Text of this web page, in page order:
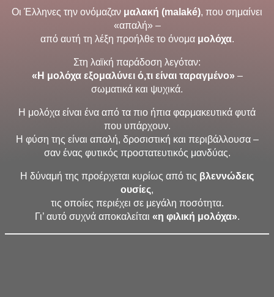
Οι Έλληνες την ονόμαζαν μαλακή (malaké), που σημαίνει
«απαλή» –
από αυτή τη λέξη προήλθε το όνομα μολόχα.
Στη λαϊκή παράδοση λεγόταν:
«Η μολόχα εξομαλύνει ό,τι είναι ταραγμένο» –
σωματικά και ψυχικά.
Η μολόχα είναι ένα από τα πιο ήπια φαρμακευτικά φυτά
που υπάρχουν.
Η φύση της είναι απαλή, δροσιστική και περιβάλλουσα –
σαν ένας φυτικός προστατευτικός μανδύας.
Η δύναμή της προέρχεται κυρίως από τις βλεννώδεις
ουσίες,
τις οποίες περιέχει σε μεγάλη ποσότητα.
Γι’ αυτό συχνά αποκαλείται «η φιλική μολόχα».